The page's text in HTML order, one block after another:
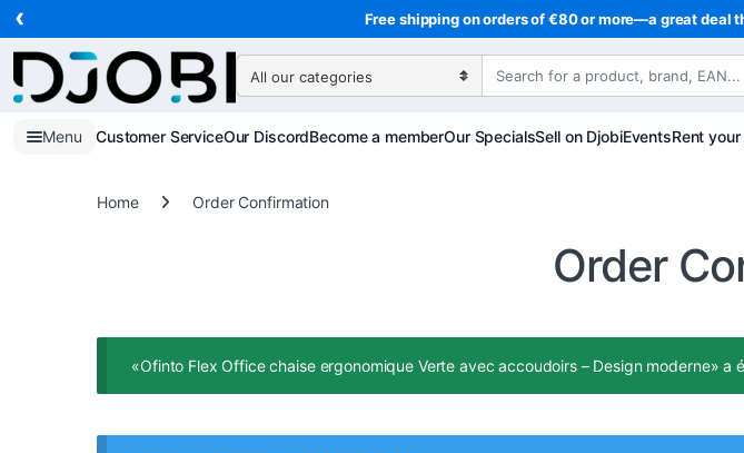
Skip to navigation
Skip to content
‹ Free shipping on orders of €80 or more—a great deal
Search for:
Menu Customer ServiceOur DiscordBecome a memberOur SpecialsSell on DjobiEventsRent
Home Order Confirmation
Order
«Ofinto Flex Office chaise ergonomique Verte avec accoudoirs – Design moderne» a